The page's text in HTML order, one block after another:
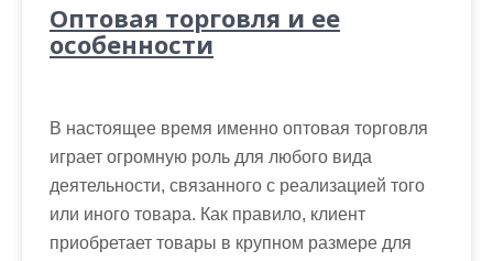
Оптовая торговля и ее
особенности
В настоящее время именно оптовая торговля
играет огромную роль для любого вида
деятельности, связанного с реализацией того
или иного товара. Как правило, клиент
приобретает товары в крупном размере для